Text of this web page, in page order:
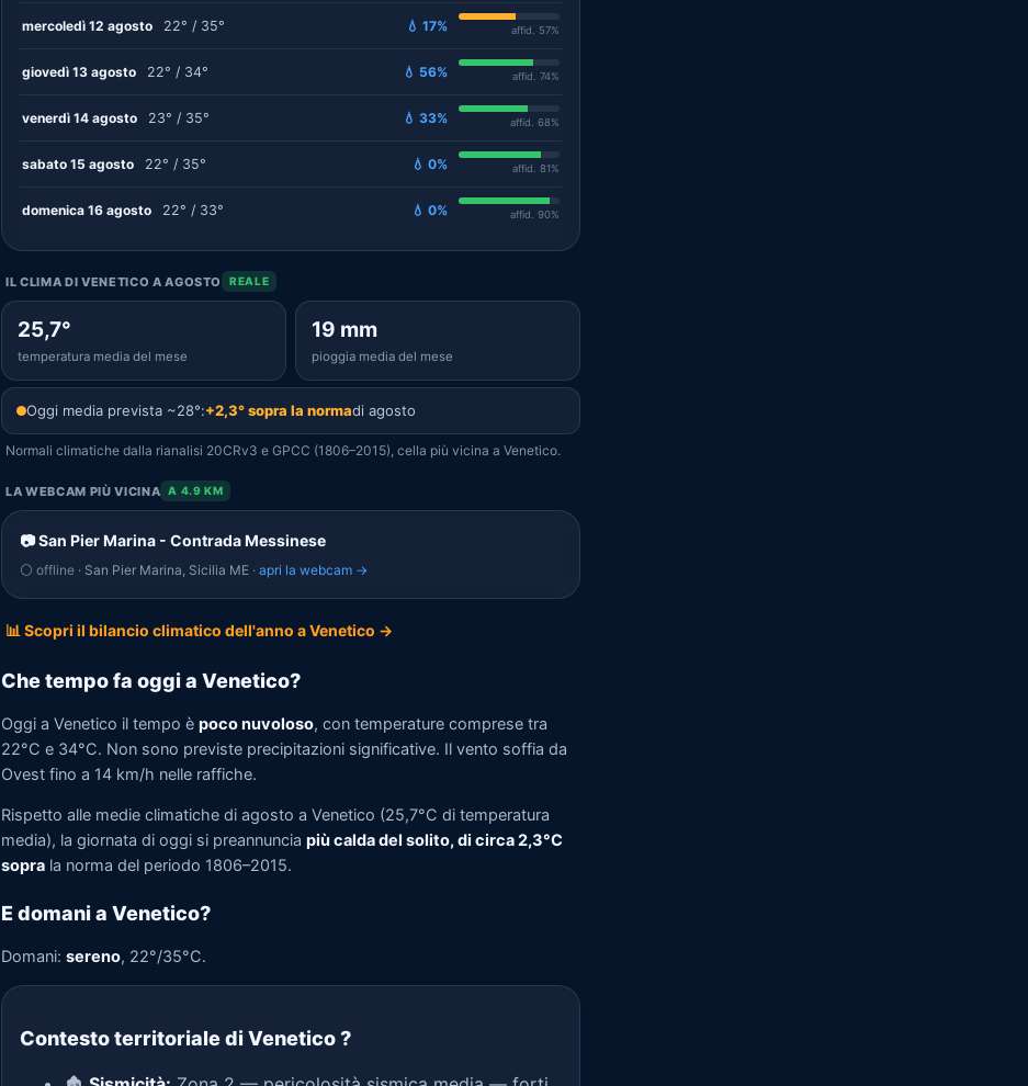
mercoledì 12 agosto 22° / 35° 💧 17% affid. 57%
giovedì 13 agosto 22° / 34° 💧 56% affid. 74%
venerdì 14 agosto 23° / 35° 💧 33% affid. 68%
sabato 15 agosto 22° / 35° 💧 0% affid. 81%
domenica 16 agosto 22° / 33° 💧 0% affid. 90%
IL CLIMA DI VENETICO A AGOSTO REALE
25,7°
temperatura media del mese
19 mm
pioggia media del mese
Oggi media prevista ~28°:+2,3° sopra la normadi agosto
Normali climatiche dalla rianalisi 20CRv3 e GPCC (1806–2015), cella più vicina a Venetico.
LA WEBCAM PIÙ VICINA A 4.9 KM
📷 San Pier Marina - Contrada Messinese
⚪ offline · San Pier Marina, Sicilia ME · apri la webcam →
📊 Scopri il bilancio climatico dell'anno a Venetico →
Che tempo fa oggi a Venetico?
Oggi a Venetico il tempo è poco nuvoloso, con temperature comprese tra
22°C e 34°C. Non sono previste precipitazioni significative. Il vento soffia da
Ovest fino a 14 km/h nelle raffiche.
Rispetto alle medie climatiche di agosto a Venetico (25,7°C di temperatura
media), la giornata di oggi si preannuncia più calda del solito, di circa 2,3°C
sopra la norma del periodo 1806–2015.
E domani a Venetico?
Domani: sereno, 22°/35°C.
Contesto territoriale di Venetico?